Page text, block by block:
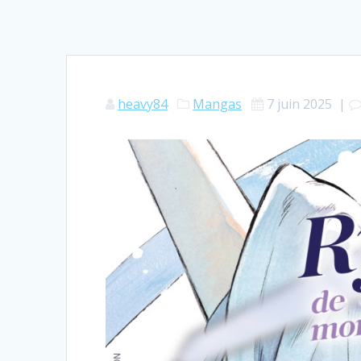
heavy84 Mangas 7 juin 2025 |